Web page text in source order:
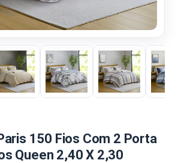
150 Fios Com 2 Porta
Queen 2,40 X 2,30